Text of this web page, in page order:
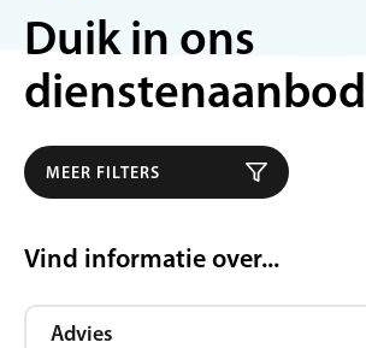
Duik in ons
dienstenaanbod
MEER FILTERS
Vind informatie over...
Advies